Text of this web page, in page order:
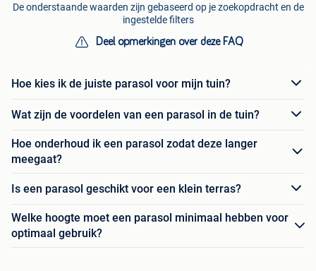
De onderstaande waarden zijn gebaseerd op je zoekopdracht en de
ingestelde filters
Deel opmerkingen over deze FAQ
Hoe kies ik de juiste parasol voor mijn tuin?
Wat zijn de voordelen van een parasol in de tuin?
Hoe onderhoud ik een parasol zodat deze langer
meegaat?
Is een parasol geschikt voor een klein terras?
Welke hoogte moet een parasol minimaal hebben voor
optimaal gebruik?